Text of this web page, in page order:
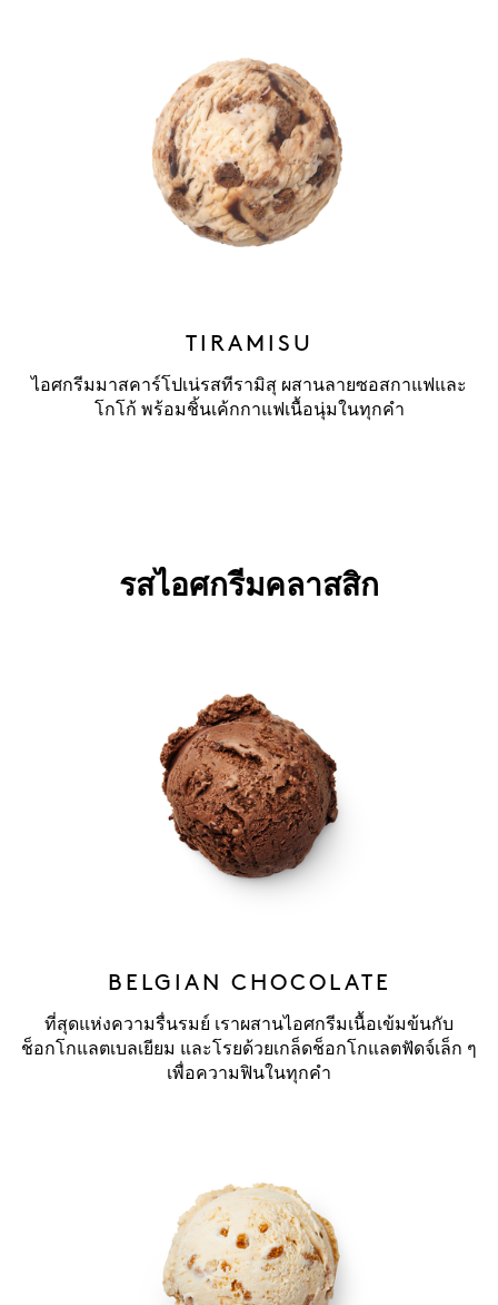
TIRAMISU
ไอศกรีมมาสคาร์โปเน่รสทีรามิสุ ผสานลายซอสกาแฟและ
โกโก้ พร้อมชิ้นเค้กกาแฟเนื้อนุ่มในทุกคำ
รสไอศกรีมคลาสสิก
BELGIAN CHOCOLATE
ที่สุดแห่งความรื่นรมย์ เราผสานไอศกรีมเนื้อเข้มข้นกับ
ช็อกโกแลตเบลเยียม และโรยด้วยเกล็ดช็อกโกแลตฟัดจ์เล็ก ๆ
เพื่อความฟินในทุกคำ